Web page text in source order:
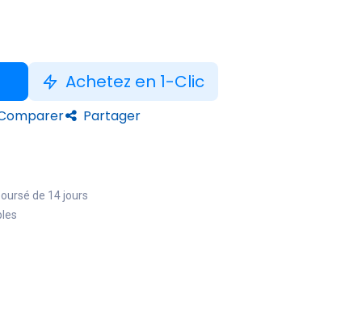
Achetez en 1-Clic
Partager
de 14 jours